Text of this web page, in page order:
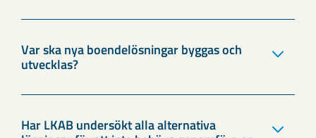
Var ska nya boendelösningar byggas och
utvecklas?
Har LKAB undersökt alla alternativa